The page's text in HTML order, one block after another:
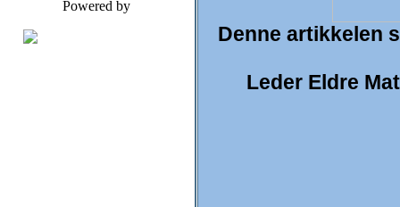
Powered by
Denne artikkelen
Leder Eldre